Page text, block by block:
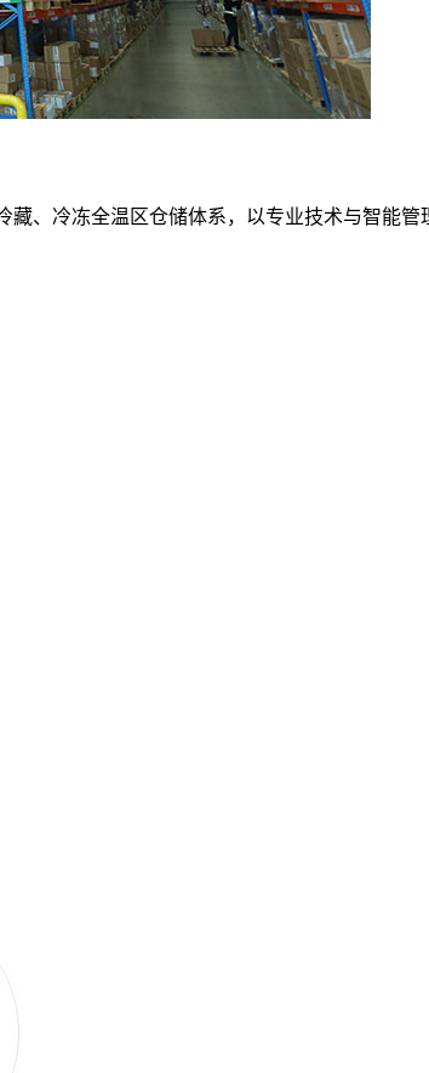
、冷冻全温区仓储体系，以专业技术与智能管